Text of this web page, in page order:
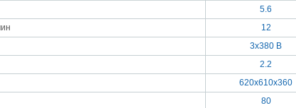
Растворосмеситель СКАУТ MINI
в наличии на складе.
Minor Escalera по цене 2014 года
на складе.
руб!
5.6
12
3x380 В
2.2
620x610x360
80